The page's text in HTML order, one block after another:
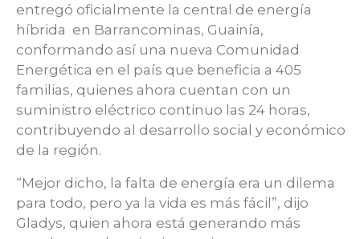
entregó oficialmente la central de energía
híbrida en Barrancominas, Guainía,
conformando así una nueva Comunidad
Energética en el país que beneficia a 405
familias, quienes ahora cuentan con un
suministro eléctrico continuo las 24 horas,
contribuyendo al desarrollo social y económico
de la región.
“Mejor dicho, la falta de energía era un dilema
para todo, pero ya la vida es más fácil”, dijo
Gladys, quien ahora está generando más